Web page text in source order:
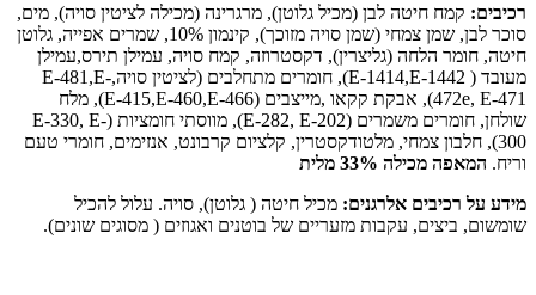
רכיבים: קמח חיטה לבן (מכיל גלוטן), מרגרינה (מכילה לציטין סויה), מים,
סוכר לבן, שמן צמחי (שמן סויה מזוכך), קינמון 10%, שמרים אפייה, גלוטן
חיטה, חומר הלחה (גליצרין), דקסטרוזה, קמח סויה, עמילן תירס,עמילן
מעובד ( E-1414,E-1442), חומרים מתחלבים (לציטין סויה,E-481,E-
472e, E-471), אבקת קקאו ,מייצבים (E-415,E-460,E-466), מלח
שולחן, חומרים משמרים (E-282, E-202), מווסתי חומציות (E-330, E-
300), חלבון צמחי, מלטודקסטרין, קלציום קרבונט, אנזימים, חומרי טעם
וריח. המאפה מכילה 33% מלית
מידע על רכיבים אלרגנים: מכיל חיטה ( גלוטן), סויה. עלול להכיל
שומשום, ביצים, עקבות מזעריים של בוטנים ואגוזים ( מסוגים שונים).